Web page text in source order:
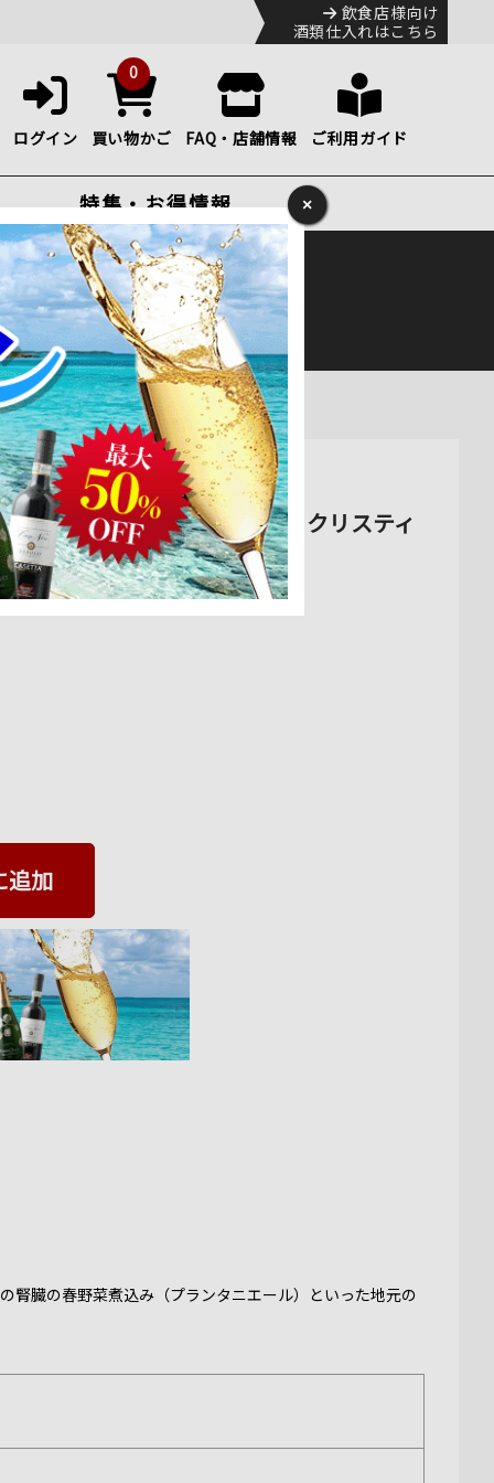
飲食店様向け
酒類仕入れはこちら
ログイン
0
買い物かご FAQ・店舗情報 ご利用ガイド
特集・お得情報
のHPをご確認下さい。
ボディ 750ml通販
・ルージュ ドメーヌ・ド・クリスティ
ィ 750ml
追加
腎臓の春野菜煮込み（プランタニエール）といった地元の
×